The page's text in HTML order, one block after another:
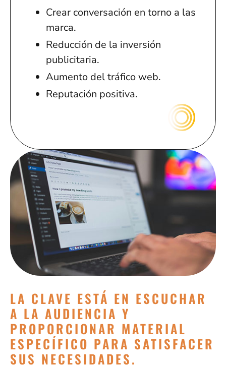
Crear conversación en torno a las
marca.
Reducción de la inversión
publicitaria.
Aumento del tráfico web.
Reputación positiva.
LA CLAVE ESTÁ EN ESCUCHAR
A LA AUDIENCIA Y
PROPORCIONAR MATERIAL
ESPECÍFICO PARA SATISFACER
SUS NECESIDADES.